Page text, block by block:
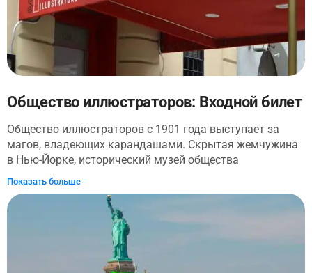
Общество иллюстраторов: Входной билет
Общество иллюстраторов с 1901 года выступает за
магов, владеющих карандашами. Скрытая жемчужина
в Нью-Йорке, исторический музей общества
предоставляет уникальный опыт для тех, кто
интересуется кураторскими иллюстрациями,
комиксами и выставками карикатурного искусства. С
четырьмя галереями и 2500 экспонатами в постоянной
коллекции, а также вращающимся графиком
мероприятий и выставок, любители иллюстраций
найдут бесконечное вдохновение в этом уникальном
Показать больше